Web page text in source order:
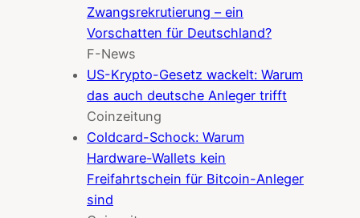
Zwangsrekrutierung – ein
Vorschatten für Deutschland?
F-News
US-Krypto-Gesetz wackelt: Warum
das auch deutsche Anleger trifft
Coinzeitung
Coldcard-Schock: Warum
Hardware-Wallets kein
Freifahrtschein für Bitcoin-Anleger
sind